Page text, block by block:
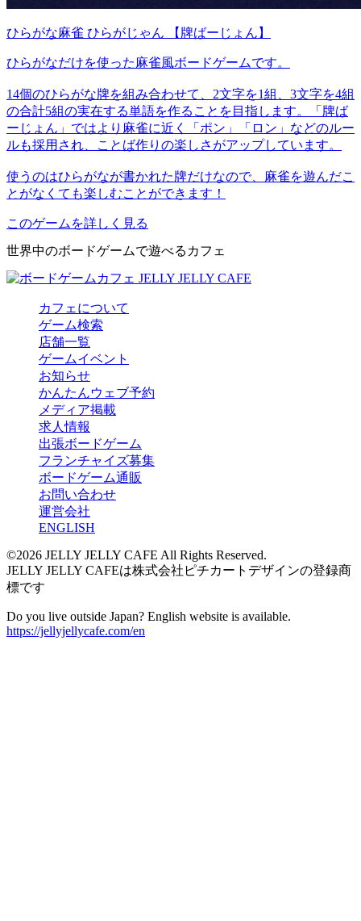
ひらがな麻雀 ひらがじゃん 【牌ばーじょん】
ひらがなだけを使った麻雀風ボードゲームです。
14個のひらがな牌を組み合わせて、2文字を1組、3文字を4組
の合計5組の実在する単語を作ることを目指します。「牌ば
ーじょん」ではより麻雀に近く「ポン」「ロン」などのルー
ルも採用され、ことば作りの楽しさがアップしています。
使うのはひらがなが書かれた牌だけなので、麻雀を遊んだこ
とがなくても楽しむことができます！
このゲームを詳しく見る
世界中のボードゲームで遊べるカフェ
カフェについて
ゲーム検索
店舗一覧
ゲームイベント
お知らせ
かんたんウェブ予約
メディア掲載
求人情報
出張ボードゲーム
フランチャイズ募集
ボードゲーム通販
お問い合わせ
運営会社
ENGLISH
©2026 JELLY JELLY CAFE All Rights Reserved.
JELLY JELLY CAFEは株式会社ピチカートデザインの登録商
標です
Do you live outside Japan? English website is available.
https://jellyjellycafe.com/en